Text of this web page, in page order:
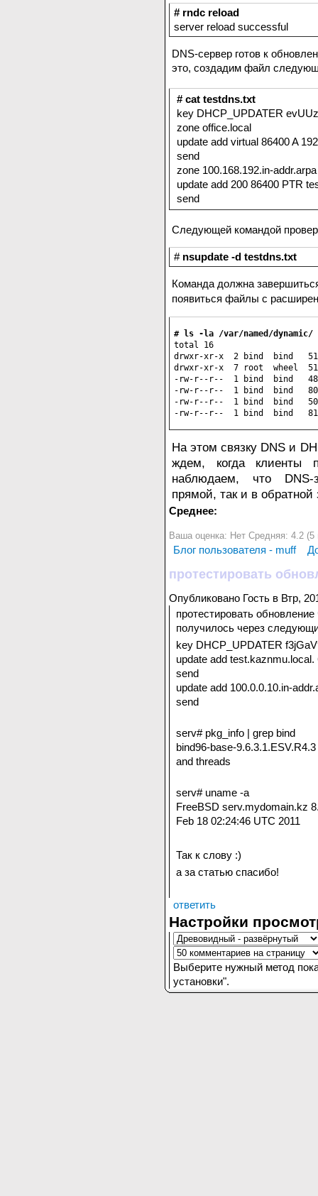
# rndc reload
server reload successful
DNS-сервер готов к
это, создадим файл
# cat testdns.txt
key DHCP_UPDATER
zone office.local
update add virtual 86400 A
send
zone 100.168.192.in-addr.arpa
update add 200 86400 PTR
send
Следующей командой
# nsupdate -d testdns.txt
Команда должна
появиться файлы с
# ls -la /var/named/dynamic/
total 16
drwxr-xr-x  2 bind  bind
drwxr-xr-x  7 root  wheel
-rw-r--r--  1 bind  bind   485
-rw-r--r--  1 bind  bind
-rw-r--r--  1 bind  bind
-rw-r--r--  1 bind  bind
На этом связку DNS и
ждем, когда клиенты
наблюдаем, что
прямой, так и в обратной
Среднее:
Ваша оценка: Нет Средняя: 4.2 (5
Блог пользователя - muff
протестировать
Опубликовано Гость в Втр,
протестировать
получилось через
key DHCP_UPDATER
update add test.kaznmu.local.
send
update add 100.0.0.10.in-
send
serv# pkg_info | grep bind
bind96-base-
and threads
serv# uname -a
FreeBSD serv.mydomain.kz
Feb 18 02:24:46 UTC 2011
Так к слову :)
а за статью спасибо!
ответить
Настройки
Выберите нужный метод
установки".